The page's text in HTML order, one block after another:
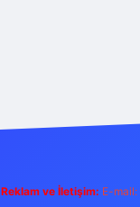
Reklam ve İletişim: E-mail: